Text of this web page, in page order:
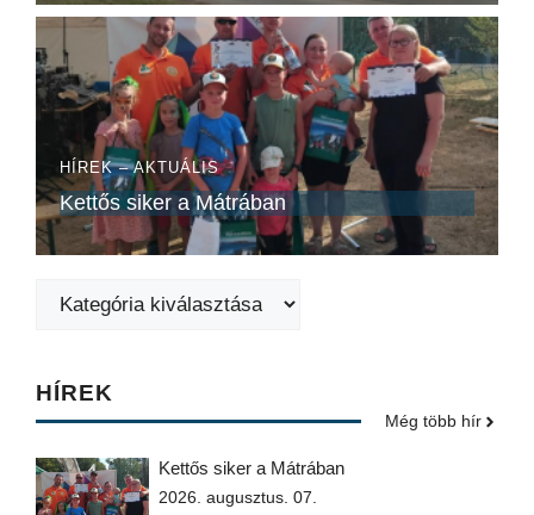
HÍREK – AKTUÁLIS
Kettős siker a Mátrában
Kategóriák
HÍREK
Még több hír
Kettős siker a Mátrában
2026. augusztus. 07.